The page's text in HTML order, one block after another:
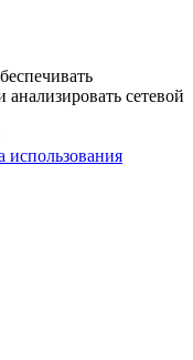
сетевой
использования